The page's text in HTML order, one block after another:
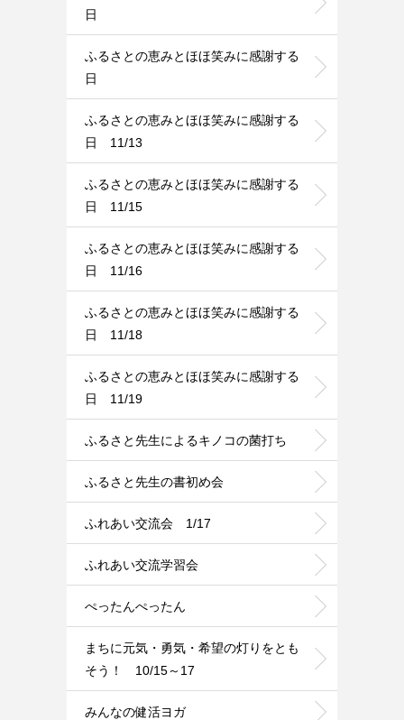
日
ふるさとの恵みとほほ笑みに感謝する
日
ふるさとの恵みとほほ笑みに感謝する
日 11/13
ふるさとの恵みとほほ笑みに感謝する
日 11/15
ふるさとの恵みとほほ笑みに感謝する
日 11/16
ふるさとの恵みとほほ笑みに感謝する
日 11/18
ふるさとの恵みとほほ笑みに感謝する
日 11/19
ふるさと先生によるキノコの菌打ち
ふるさと先生の書初め会
ふれあい交流会 1/17
ふれあい交流学習会
ぺったんぺったん
まちに元気・勇気・希望の灯りをとも
そう！ 10/15～17
みんなの健活ヨガ